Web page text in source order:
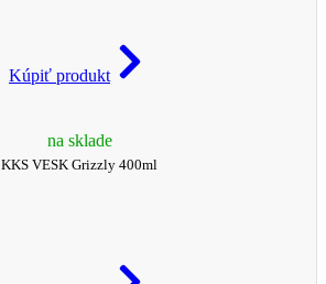
Kúpiť produkt
na sklade
KKS VESK Grizzly 400ml